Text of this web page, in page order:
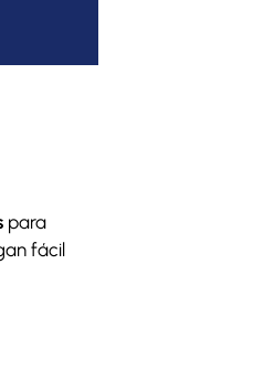
para
fácil